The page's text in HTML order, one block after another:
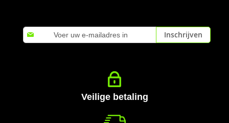
Abonneer
u
Inschrijven
Veilige betaling